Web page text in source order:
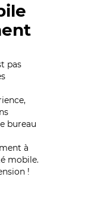
pas
bureau
à
mobile.
!